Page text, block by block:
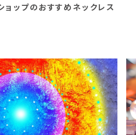
ップのおすすめネックレス